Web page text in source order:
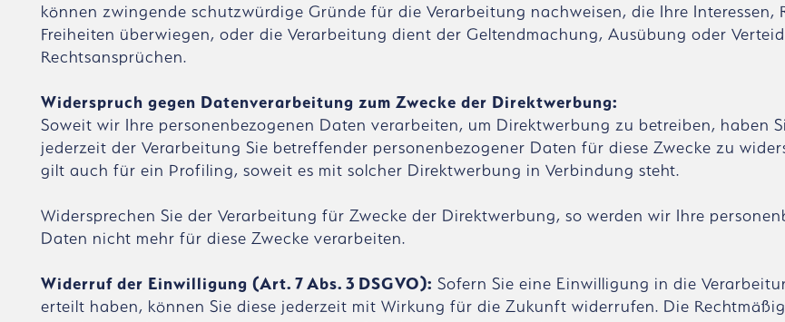
können zwingende schutzwürdige Gründe für die Verarbeitung nachweisen, die Ihre Interessen,
Freiheiten überwiegen, oder die Verarbeitung dient der Geltendmachung, Ausübung oder
Rechtsansprüchen.
Widerspruch gegen Datenverarbeitung zum Zwecke der Direktwerbung:
Soweit wir Ihre personenbezogenen Daten verarbeiten, um Direktwerbung zu betreiben, haben
jederzeit der Verarbeitung Sie betreffender personenbezogener Daten für diese Zwecke zu
gilt auch für ein Profiling, soweit es mit solcher Direktwerbung in Verbindung steht.
Widersprechen Sie der Verarbeitung für Zwecke der Direktwerbung, so werden wir Ihre
Daten nicht mehr für diese Zwecke verarbeiten.
Widerruf der Einwilligung (Art. 7 Abs. 3 DSGVO): Sofern Sie eine Einwilligung in die
erteilt haben, können Sie diese jederzeit mit Wirkung für die Zukunft widerrufen. Die